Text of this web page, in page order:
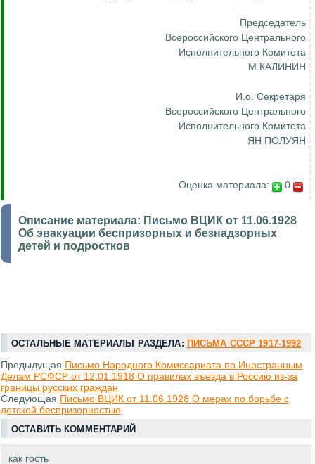
Председатель
Всероссийского Центрального
Исполнительного Комитета
М.КАЛИНИН
И.о. Секретаря
Всероссийского Центрального
Исполнительного Комитета
ЯН ПОЛУЯН
Оценка материала: 0
Описание материала: Письмо ВЦИК от 11.06.1928
Об эвакуации беспризорных и безнадзорных
детей и подростков
ОСТАЛЬНЫЕ МАТЕРИАЛЫ РАЗДЕЛА: ПИСЬМА СССР 1917-1992
Предыдущая Письмо Народного Комиссариата по Иностранным
Делам РСФСР от 12.01.1918 О правилах въезда в Россию из-за
границы русских граждан
Следующая Письмо ВЦИК от 11.06.1928 О мерах по борьбе с
детской беспризорностью
ОСТАВИТЬ КОММЕНТАРИЙ
как гость